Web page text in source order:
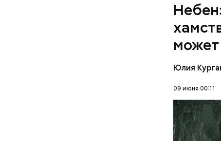
может
Юлия
09 июня 00:11